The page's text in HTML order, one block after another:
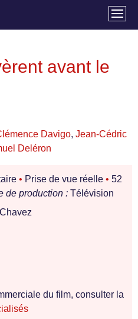
avant le
Davigo, Jean-Cédric
Deléron
• Prise de vue réelle • 52
de production : Télévision
du film, consulter la